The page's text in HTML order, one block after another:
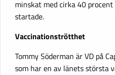
minskat med cirka 40
startade.
Vaccinationströtthet
Tommy Söderman är VD på
som har en av länets största